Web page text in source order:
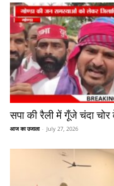
सपा की रैली में गूँजे चंदा चोर
आज का उजाला - July 27, 2026